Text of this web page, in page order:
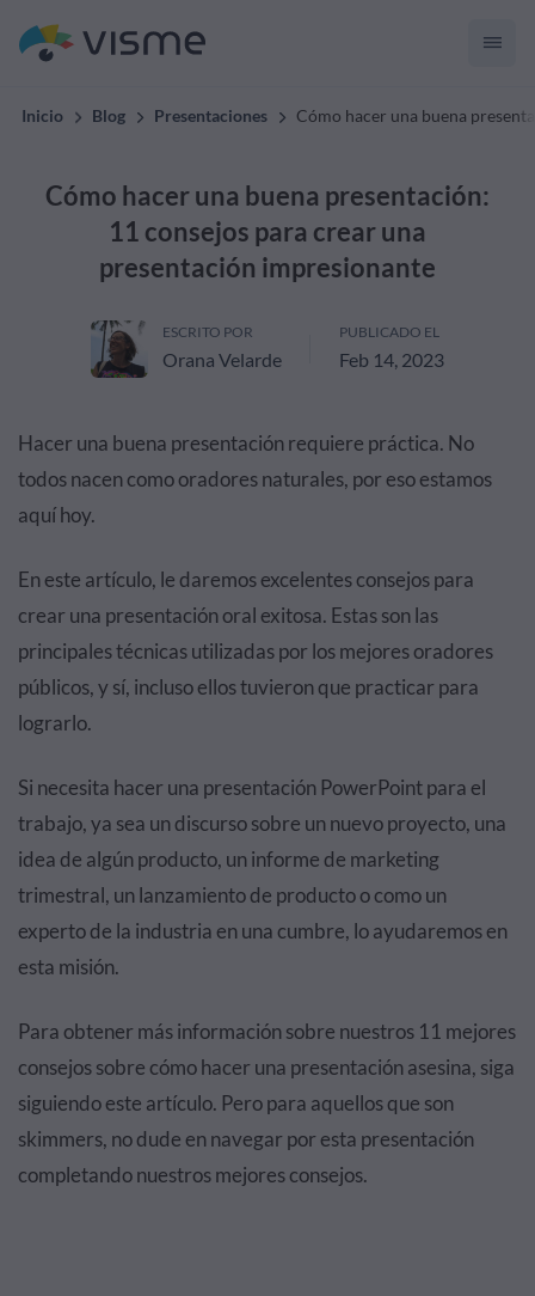
Inicio Blog Presentaciones Cómo hacer una buena
Cómo hacer una buena presentación:
11 consejos para crear una
presentación impresionante
ESCRITO POR
Orana Velarde
PUBLICADO EL
Feb 14, 2023
Hacer una buena presentación requiere práctica. No
todos nacen como oradores naturales, por eso estamos
aquí hoy.
En este artículo, le daremos excelentes consejos para
crear una presentación oral exitosa. Estas son las
principales técnicas utilizadas por los mejores oradores
públicos, y sí, incluso ellos tuvieron que practicar para
lograrlo.
Si necesita hacer una presentación PowerPoint para el
trabajo, ya sea un discurso sobre un nuevo proyecto, una
idea de algún producto, un informe de marketing
trimestral, un lanzamiento de producto o como un
experto de la industria en una cumbre, lo ayudaremos en
esta misión.
Para obtener más información sobre nuestros 11 mejores
consejos sobre cómo hacer una presentación asesina, siga
siguiendo este artículo. Pero para aquellos que son
skimmers, no dude en navegar por esta presentación
completando nuestros mejores consejos.